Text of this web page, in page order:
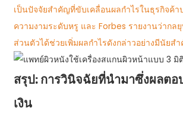
เป็นปัจจัยสำคัญที่ขับเคลื่อนผลกำไรในธุรกิจค้
ความงามระดับหรู และ Forbes รายงานว่ากล
ส่วนตัวได้ช่วยเพิ่มผลกำไรดังกล่าวอย่างมีนัยส
สรุป: การวินิจฉัยที่นำมาซึ่งผลต
เงิน